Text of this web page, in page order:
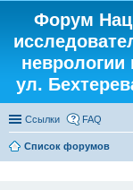
Форум
ул.
Ссылки FAQ
Список форумов